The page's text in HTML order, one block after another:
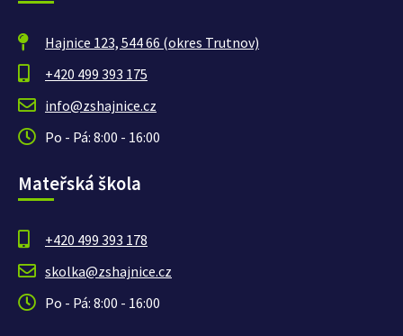
Hajnice 123, 544 66 (okres Trutnov)
+420 499 393 175
info@zshajnice.cz
Po - Pá: 8:00 - 16:00
Mateřská škola
+420 499 393 178
skolka@zshajnice.cz
Po - Pá: 8:00 - 16:00